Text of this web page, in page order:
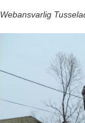
Webansvarlig